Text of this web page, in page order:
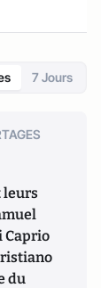
7 Jours
leurs
Caprio
du